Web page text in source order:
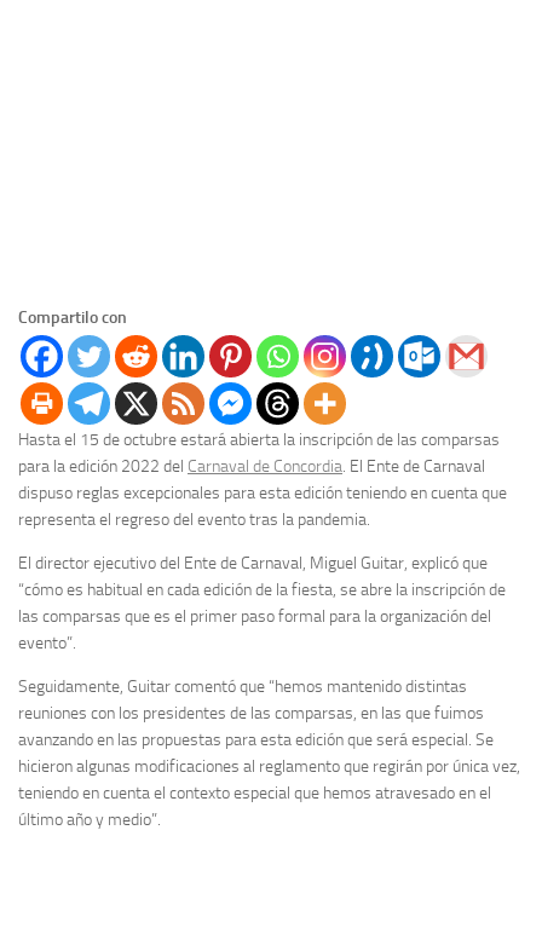
Compartilo con
Hasta el 15 de octubre estará abierta la inscripción de las comparsas
para la edición 2022 del Carnaval de Concordia. El Ente de Carnaval
dispuso reglas excepcionales para esta edición teniendo en cuenta que
representa el regreso del evento tras la pandemia.
El director ejecutivo del Ente de Carnaval, Miguel Guitar, explicó que
“cómo es habitual en cada edición de la fiesta, se abre la inscripción de
las comparsas que es el primer paso formal para la organización del
evento”.
Seguidamente, Guitar comentó que “hemos mantenido distintas
reuniones con los presidentes de las comparsas, en las que fuimos
avanzando en las propuestas para esta edición que será especial. Se
hicieron algunas modificaciones al reglamento que regirán por única vez,
teniendo en cuenta el contexto especial que hemos atravesado en el
último año y medio”.